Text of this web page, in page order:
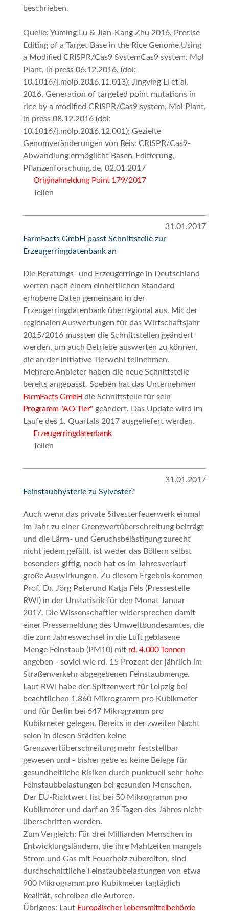
beschrieben.
Quelle: Yuming Lu & Jian-Kang Zhu 2016, Precise
Editing of a Target Base in the Rice Genome Using
a Modified CRISPR/Cas9 SystemCas9 system. Mol
Plant, in press 06.12.2016, (doi:
10.1016/j.molp.2016.11.013); Jingying Li et al.
2016, Generation of targeted point mutations in
rice by a modified CRISPR/Cas9 system, Mol Plant,
in press 08.12.2016 (doi:
10.1016/j.molp.2016.12.001); Gezielte
Genomveränderungen von Reis: CRISPR/Cas9-
Abwandlung ermöglicht Basen-Editierung,
Pflanzenforschung.de, 02.01.2017
Originalmeldung Point 179/2017
Teilen
31.01.2017
FarmFacts GmbH passt Schnittstelle zur
Erzeugerringdatenbank an
Die Beratungs- und Erzeugerringe in Deutschland
werten nach einem einheitlichen Standard
erhobene Daten gemeinsam in der
Erzeugerringdatenbank überregional aus. Mit der
regionalen Auswertungen für das Wirtschaftsjahr
2015/2016 mussten die Schnittstellen geändert
werden, um auch Betriebe auswerten zu können,
die an der Initiative Tierwohl teilnehmen.
Mehrere Anbieter haben die neue Schnittstelle
bereits angepasst. Soeben hat das Unternehmen
FarmFacts GmbH die Schnittstelle für sein
Programm "AO-Tier" geändert. Das Update wird im
Laufe des 1. Quartals 2017 ausgeliefert werden.
Erzeugerringdatenbank
Teilen
31.01.2017
Feinstaubhysterie zu Sylvester?
Auch wenn das private Silvesterfeuerwerk einmal
im Jahr zu einer Grenzwertüberschreitung beiträgt
und die Lärm- und Geruchsbelästigung zurecht
nicht jedem gefällt, ist weder das Böllern selbst
besonders giftig, noch hat es im Jahresverlauf
große Auswirkungen. Zu diesem Ergebnis kommen
Prof. Dr. Jörg Peterund Katja Fels (Pressestelle
RWI) in der Unstatistik für den Monat Januar
2017. Die Wissenschaftler widersprechen damit
einer Pressemeldung des Umweltbundesamtes, die
die zum Jahreswechsel in die Luft geblasene
Menge Feinstaub (PM10) mit rd. 4.000 Tonnen
angeben - soviel wie rd. 15 Prozent der jährlich im
Straßenverkehr abgegebenen Feinstaubmenge.
Laut RWI habe der Spitzenwert für Leipzig bei
beachtlichen 1.860 Mikrogramm pro Kubikmeter
und für Berlin bei 647 Mikrogramm pro
Kubikmeter gelegen. Bereits in der zweiten Nacht
seien in diesen Städten keine
Grenzwertüberschreitung mehr feststellbar
gewesen und - bisher gebe es keine Belege für
gesundheitliche Risiken durch punktuell sehr hohe
Feinstaubbelastungen bei gesunden Menschen.
Der EU-Richtwert list bei 50 Mikrogramm pro
Kubikmeter und darf an 35 Tagen des Jahres nicht
überschritten werden.
Zum Vergleich: Für drei Milliarden Menschen in
Entwicklungsländern, die ihre Mahlzeiten mangels
Strom und Gas mit Feuerholz zubereiten, sind
durchschnittliche Feinstaubbelastungen von etwa
900 Mikrogramm pro Kubikmeter tagtäglich
Realität, schreiben die Autoren.
Übrigens: Laut Europäischer Lebensmittelbehörde